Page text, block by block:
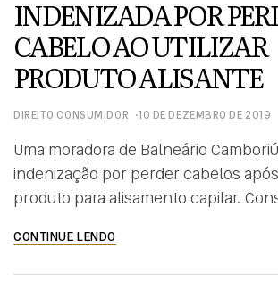
INDENIZADA POR
CABELO AO UTILIZAR
PRODUTO ALISANTE
DIREITO CONSUMIDOR 10 DE DEZEMBRO DE 2019
Uma moradora de Balneário
indenização por perder cabelos
produto para alisamento capilar.
que seu cabelo começou a cair, com
de falhas e alergia em seu couro
CONTINUE LENDO